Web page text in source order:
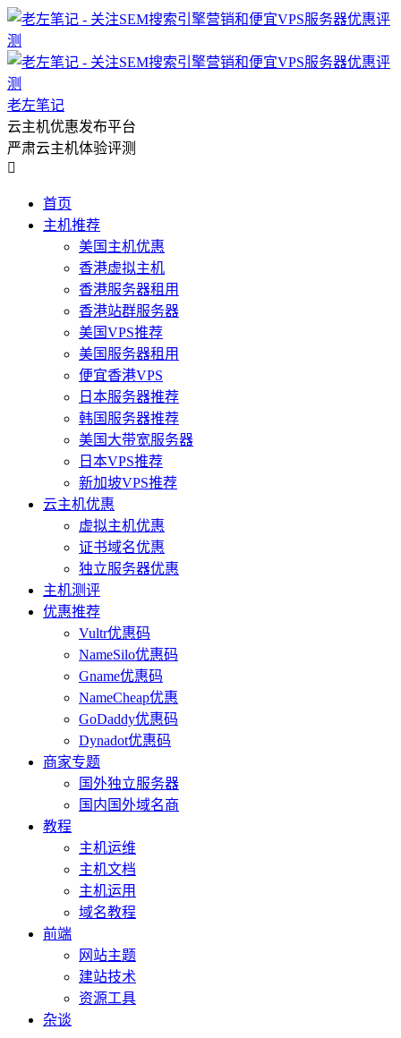
老左笔记
云主机优惠发布平台
严肃云主机体验评测

首页
主机推荐
美国主机优惠
香港虚拟主机
香港服务器租用
香港站群服务器
美国VPS推荐
美国服务器租用
便宜香港VPS
日本服务器推荐
韩国服务器推荐
美国大带宽服务器
日本VPS推荐
新加坡VPS推荐
云主机优惠
虚拟主机优惠
证书域名优惠
独立服务器优惠
主机测评
优惠推荐
Vultr优惠码
NameSilo优惠码
Gname优惠码
NameCheap优惠
GoDaddy优惠码
Dynadot优惠码
商家专题
国外独立服务器
国内国外域名商
教程
主机运维
主机文档
主机运用
域名教程
前端
网站主题
建站技术
资源工具
杂谈